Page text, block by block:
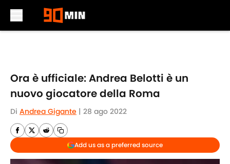
Ora è ufficiale: Andrea Belotti è un
nuovo giocatore della Roma
Di Andrea Gigante | 28 ago 2022
Add us as a preferred source